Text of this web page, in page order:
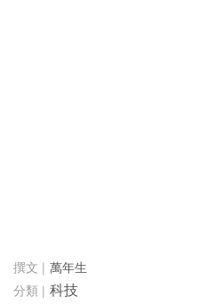
萬年生
科技